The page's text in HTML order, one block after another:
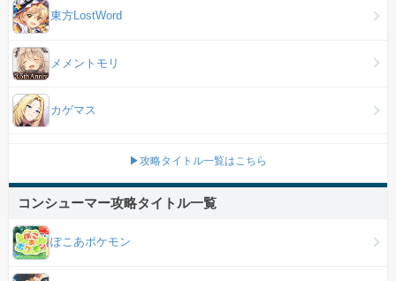
東方LostWord
メメントモリ
カゲマス
▶攻略タイトル一覧はこちら
コンシューマー攻略タイトル一覧
ぽこあポケモン